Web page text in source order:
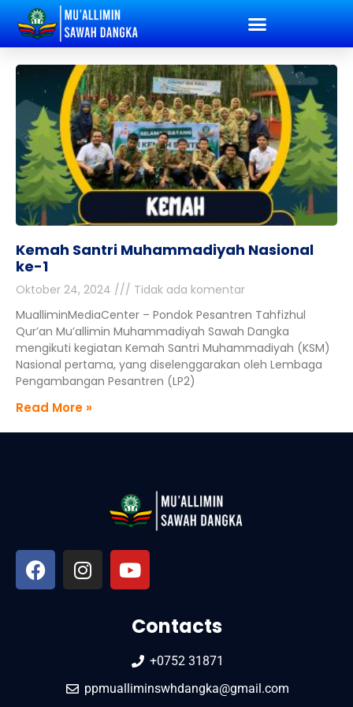
Kemah Santri Muhammadiyah Nasional
ke-1
Oktober 24, 2024
Tidak ada komentar
MualliminMediaCenter – Pondok Pesantren Tahfizhul
Qur’an Mu’allimin Muhammadiyah Sawah Dangka
mengikuti kegiatan Kemah Santri Muhammadiyah (KSM)
Nasional pertama, yang diselenggarakan oleh Lembaga
Pengambangan Pesantren (LP2)
Read More »
Contacts
+0752 31871
ppmualliminswhdangka@gmail.com